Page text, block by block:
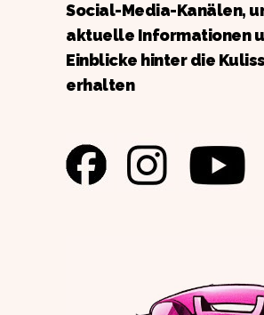
Social-Media-Kanälen,
aktuelle Informationen
Einblicke hinter die
erhalten